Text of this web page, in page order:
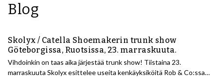
Blog
Skolyx / Catella Shoemakerin trunk show
Göteborgissa, Ruotsissa, 23. marraskuuta.
Vihdoinkin on taas aika järjestää trunk show! Tiistaina 23.
marraskuuta Skolyx esittelee useita kenkäyksiköitä Rob & Co:ssa